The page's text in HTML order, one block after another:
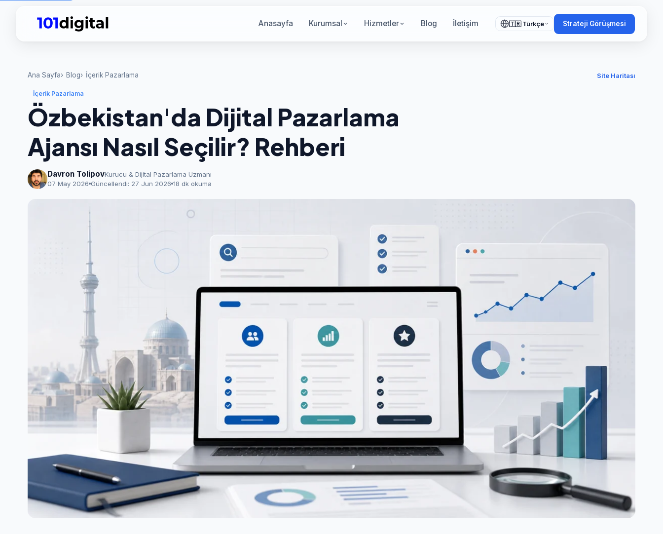
Anasayfa Kurumsal Hizmetler Blog İletişim 🇹🇷 Türkçe Strateji Görüşmesi
Ana Sayfa Blog İçerik Pazarlama Site Haritası
İçerik Pazarlama
Özbekistan'da Dijital Pazarlama
Ajansı Nasıl Seçilir? Rehberi
Davron TolipovKurucu & Dijital Pazarlama Uzmanı
07 May 2026 Güncellendi: 27 Jun 2026 18 dk okuma